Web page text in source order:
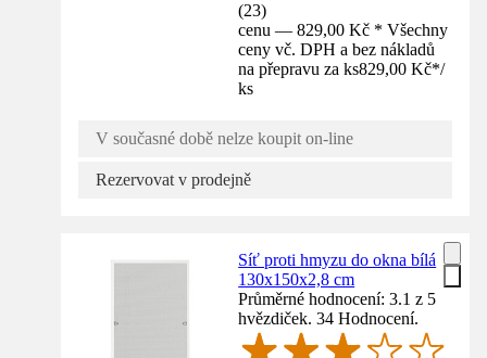
(23)
cenu — 829,00 Kč * Všechny
ceny vč. DPH a bez nákladů
na přepravu za ks829,00 Kč*/
ks
V současné době nelze koupit on-line
Rezervovat v prodejně
Síť proti hmyzu do okna bílá
130x150x2,8 cm
Průměrné hodnocení: 3.1 z 5
hvězdiček. 34 Hodnocení.